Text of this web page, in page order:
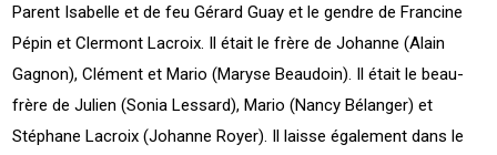
Parent Isabelle et de feu Gérard Guay et le gendre de Francine
Pépin et Clermont Lacroix. Il était le frère de Johanne (Alain
Gagnon), Clément et Mario (Maryse Beaudoin). Il était le beau-
frère de Julien (Sonia Lessard), Mario (Nancy Bélanger) et
Stéphane Lacroix (Johanne Royer). Il laisse également dans le